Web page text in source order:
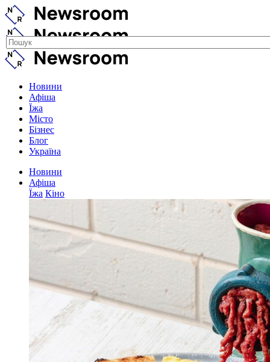
Новини
Афіша
Їжа
Місто
Бізнес
Блог
Україна
Новини
Афіша
Їжа Кіно